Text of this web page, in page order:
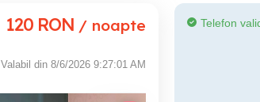
120 RON / noapte
Valabil din 8/6/2026 9:27:01 AM
Telefon